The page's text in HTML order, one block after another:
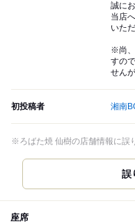
誠に
当店
いた
※尚、
すの
せん
初投稿者 湘南
※ろばた焼 仙樹の店舗情報に誤
誤
座席